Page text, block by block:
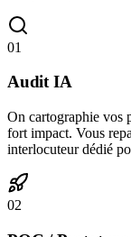
01
Audit IA
On cartographie vos
fort impact. Vous
interlocuteur dédié
02